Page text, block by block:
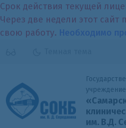
Срок действия текущей
Через две недели этот сайт
свою работу.
им. В.Д.